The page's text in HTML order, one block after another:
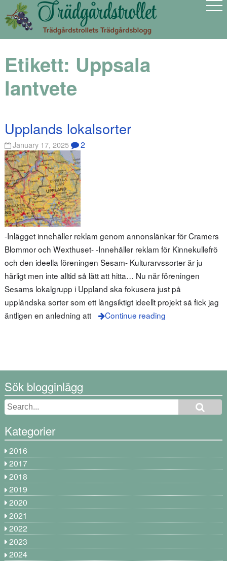
Etikett: Uppsala
lantvete
Upplands lokalsorter
January 17, 2025 2
-Inlägget innehåller reklam genom annonslänkar för Cramers
Blommor och Wexthuset- -Innehåller reklam för Kinnekullefrö
och den ideella föreningen Sesam- Kulturarvssorter är ju
härligt men inte alltid så lätt att hitta… Nu när föreningen
Sesams lokalgrupp i Uppland ska fokusera just på
uppländska sorter som ett långsiktigt ideellt projekt så fick jag
äntligen en anledning att
Continue reading
Sök blogginlägg
Kategorier
2016
2017
2018
2019
2020
2021
2022
2023
2024